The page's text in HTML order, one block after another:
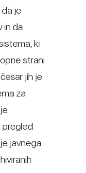
je
in da
ki
strani
jih je
za
pregled
javnega